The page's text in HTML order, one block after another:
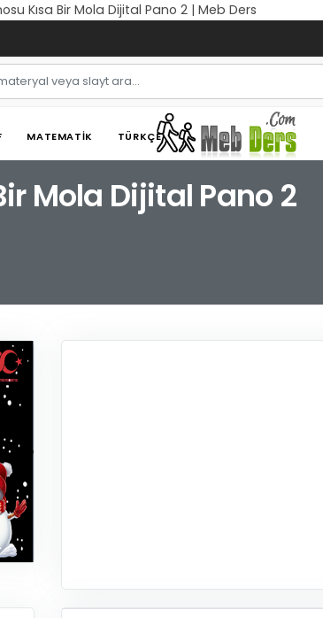
Kısa Bir Mola Dijital Pano 2 | Meb Ders
MATEMATIK TÜRKÇE
Mola Dijital Pano 2